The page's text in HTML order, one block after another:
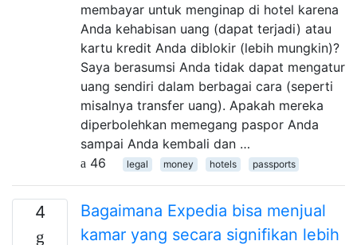
membayar untuk menginap di hotel karena
Anda kehabisan uang (dapat terjadi) atau
kartu kredit Anda diblokir (lebih mungkin)?
Saya berasumsi Anda tidak dapat mengatur
uang sendiri dalam berbagai cara (seperti
misalnya transfer uang). Apakah mereka
diperbolehkan memegang paspor Anda
sampai Anda kembali dan …
46
legal money hotels passports
4
Bagaimana Expedia bisa menjual
kamar yang secara signifikan lebih